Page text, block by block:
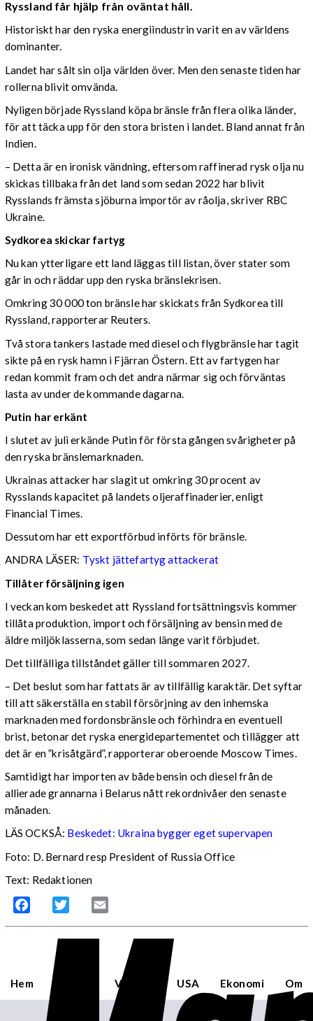
Ryssland får hjälp från oväntat håll.
Historiskt har den ryska energiindustrin varit en av världens
dominanter.
Landet har sålt sin olja världen över. Men den senaste tiden har
rollerna blivit omvända.
Nyligen började Ryssland köpa bränsle från flera olika länder,
för att täcka upp för den stora bristen i landet. Bland annat från
Indien.
– Detta är en ironisk vändning, eftersom raffinerad rysk olja nu
skickas tillbaka från det land som sedan 2022 har blivit
Rysslands främsta sjöburna importör av råolja, skriver RBC
Ukraine.
Sydkorea skickar fartyg
Nu kan ytterligare ett land läggas till listan, över stater som
går in och räddar upp den ryska bränslekrisen.
Omkring 30 000 ton bränsle har skickats från Sydkorea till
Ryssland, rapporterar Reuters.
Två stora tankers lastade med diesel och flygbränsle har tagit
sikte på en rysk hamn i Fjärran Östern. Ett av fartygen har
redan kommit fram och det andra närmar sig och förväntas
lasta av under de kommande dagarna.
Putin har erkänt
I slutet av juli erkände Putin för första gången svårigheter på
den ryska bränslemarknaden.
Ukrainas attacker har slagit ut omkring 30 procent av
Rysslands kapacitet på landets oljeraffinaderier, enligt
Financial Times.
Dessutom har ett exportförbud införts för bränsle.
ANDRA LÄSER: Tyskt jättefartyg attackerat
Tillåter försäljning igen
I veckan kom beskedet att Ryssland fortsättningsvis kommer
tillåta produktion, import och försäljning av bensin med de
äldre miljöklasserna, som sedan länge varit förbjudet.
Det tillfälliga tillståndet gäller till sommaren 2027.
– Det beslut som har fattats är av tillfällig karaktär. Det syftar
till att säkerställa en stabil försörjning av den inhemska
marknaden med fordonsbränsle och förhindra en eventuell
brist, betonar det ryska energidepartementet och tillägger att
det är en ”krisåtgärd”, rapporterar oberoende Moscow Times.
Samtidigt har importen av både bensin och diesel från de
allierade grannarna i Belarus nått rekordnivåer den senaste
månaden.
LÄS OCKSÅ: Beskedet: Ukraina bygger eget supervapen
Foto: D. Bernard resp President of Russia Office
Text: Redaktionen
Facebook Twitter
Hem Världen USA Ekonomi Om